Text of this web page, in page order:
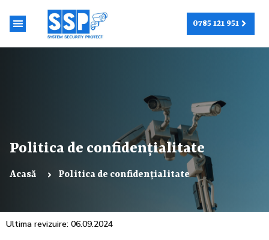
0785 121 951
Politica de confidențialitate
Acasă Politica de confidențialitate
Ultima revizuire: 06.09.2024